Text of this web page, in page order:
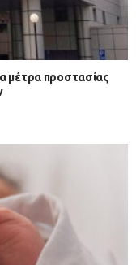
μέτρα προστασίας